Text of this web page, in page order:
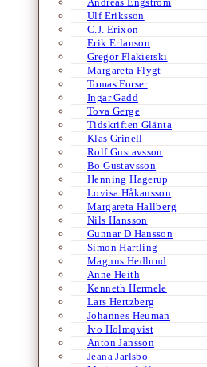
Ulf Eriksson
C.J. Erixon
Erik Erlanson
Gregor Flakierski
Margareta Flygt
Tomas Forser
Ingar Gadd
Tova Gerge
Tidskriften Glänta
Klas Grinell
Rolf Gustavsson
Bo Gustavsson
Henning Hagerup
Lovisa Håkansson
Margareta Hallberg
Nils Hansson
Gunnar D Hansson
Simon Hartling
Magnus Hedlund
Anne Heith
Kenneth Hermele
Lars Hertzberg
Johannes Heuman
Ivo Holmqvist
Anton Jansson
Jeana Jarlsbo